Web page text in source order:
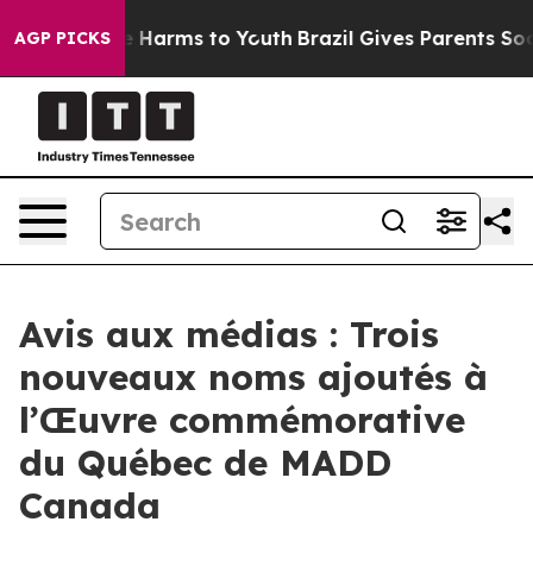
AGP PICKS
to Abate Harms to Youth Brazil Gives Parents
Avis aux médias : Trois
nouveaux noms ajoutés à
l’Œuvre commémorative
du Québec de MADD
Canada